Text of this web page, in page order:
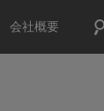
会社概要